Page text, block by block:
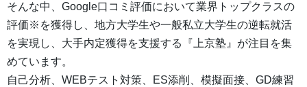
そんな中、Google口コミ評価において業界トップクラスの
評価※を獲得し、地方大学生や一般私立大学生の逆転就活
を実現し、大手内定獲得を支援する『上京塾』が注目を集
めています。
自己分析、WEBテスト対策、ES添削、模擬面接、GD練習